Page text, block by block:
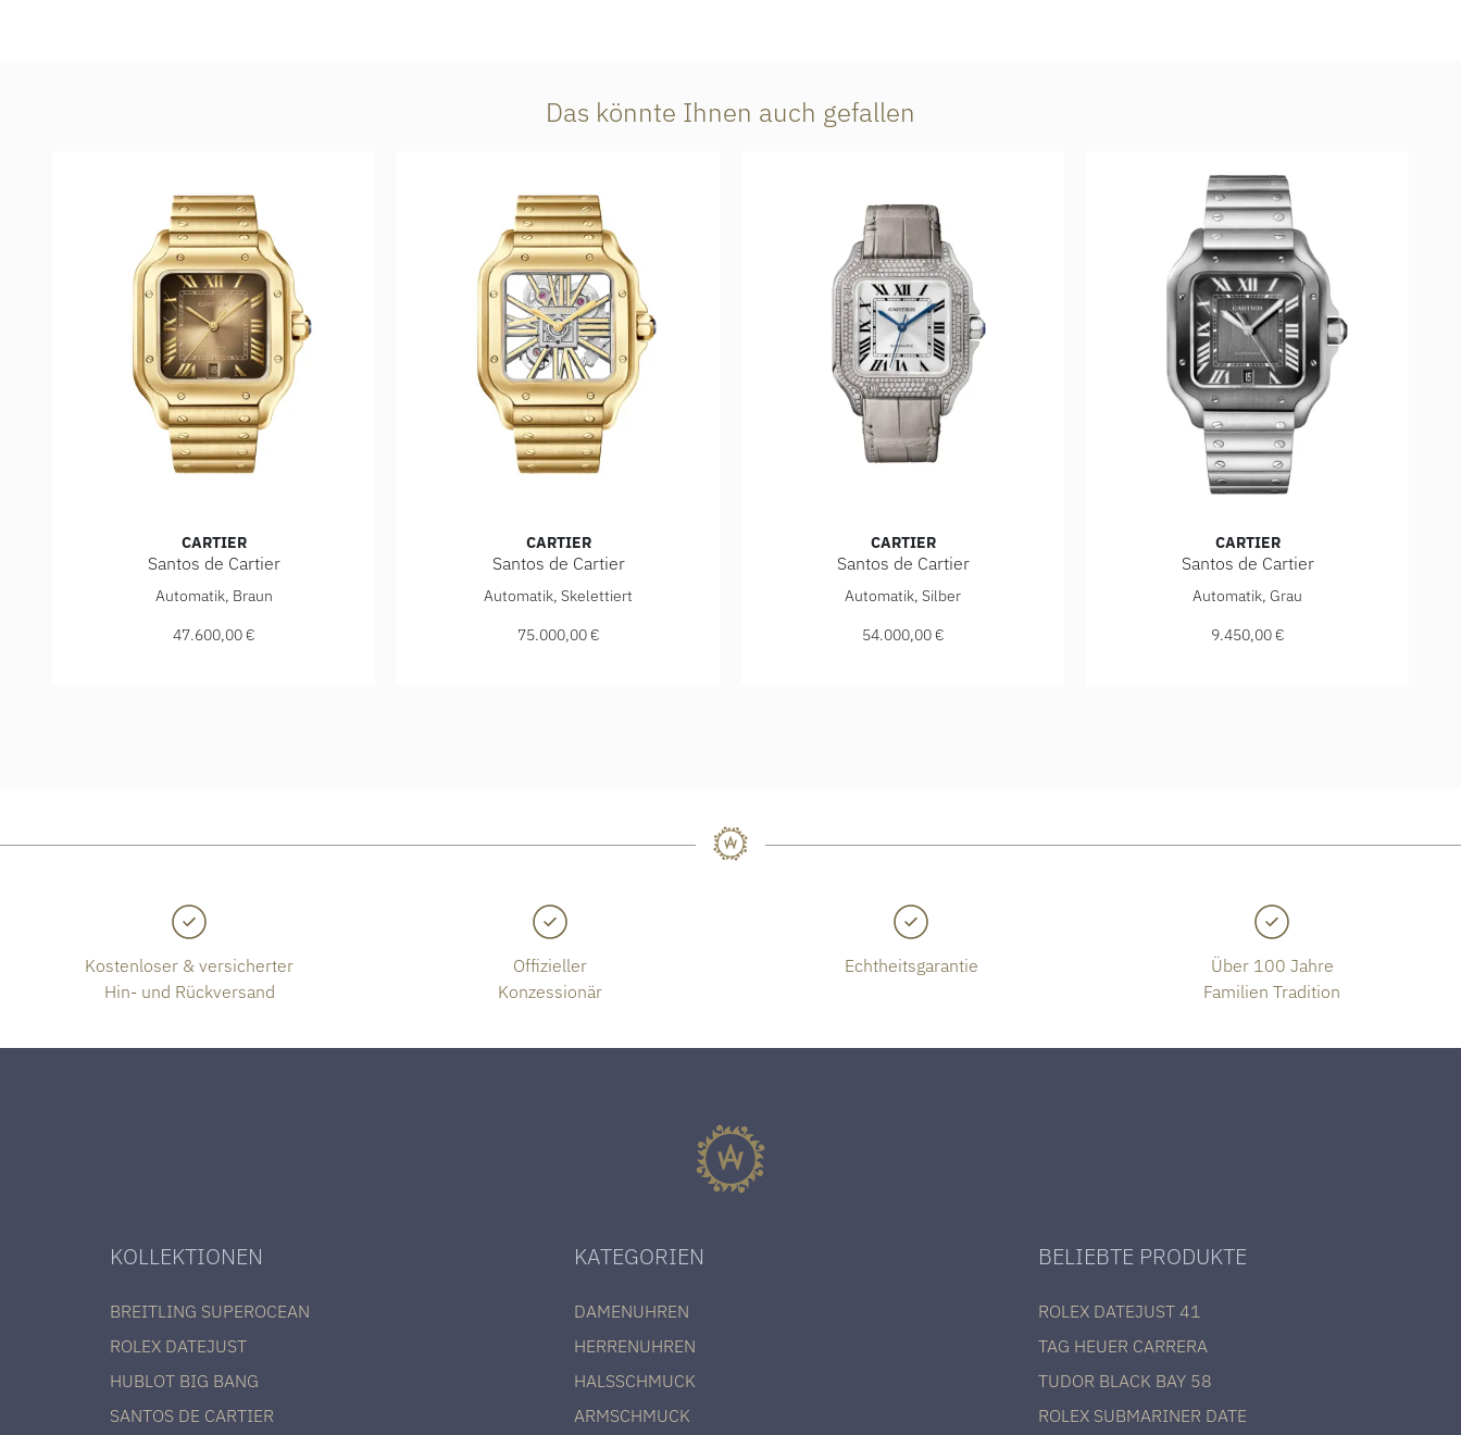
Das könnte Ihnen auch gefallen
CARTIER
Santos de Cartier
Cartier Santos de Cartier, Ref: WGSA0095, Preis: 47.600,00 €
Automatik, Braun
47.600,00 €
CARTIER
Santos de Cartier
Cartier Santos de Cartier, Ref: WHSA0042, Preis: 75.000,00 €
Automatik, Skelettiert
75.000,00 €
CARTIER
Santos de Cartier
Cartier Santos de Cartier, Ref: WJSA0014, Preis: 54.000,00 €
Automatik, Silber
54.000,00 €
CARTIER
Santos de Cartier
Cartier Santos de Cartier, Ref: WSSA0037,
Automatik, Grau
9.450,00 €
Kostenloser & versicherter
Hin- und Rückversand
Offizieller
Konzessionär
Echtheitsgarantie
Über 100 Jahre
Familien Tradition
KOLLEKTIONEN
BREITLING SUPEROCEAN
ROLEX DATEJUST
HUBLOT BIG BANG
SANTOS DE CARTIER
KATEGORIEN
DAMENUHREN
HERRENUHREN
HALSSCHMUCK
ARMSCHMUCK
BELIEBTE PRODUKTE
ROLEX DATEJUST 41
TAG HEUER CARRERA
TUDOR BLACK BAY 58
ROLEX SUBMARINER DATE